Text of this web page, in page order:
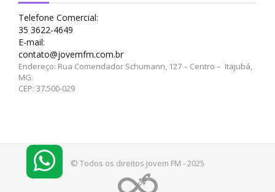
Telefone Comercial:
35 3622-4649
E-mail:
contato@jovemfm.com.br
Endereço: Rua Comendador Schumann, 127 – Centro – Itajubá,
MG.
CEP: 37.500-029
© Todos os direitos Jovem FM - 2025